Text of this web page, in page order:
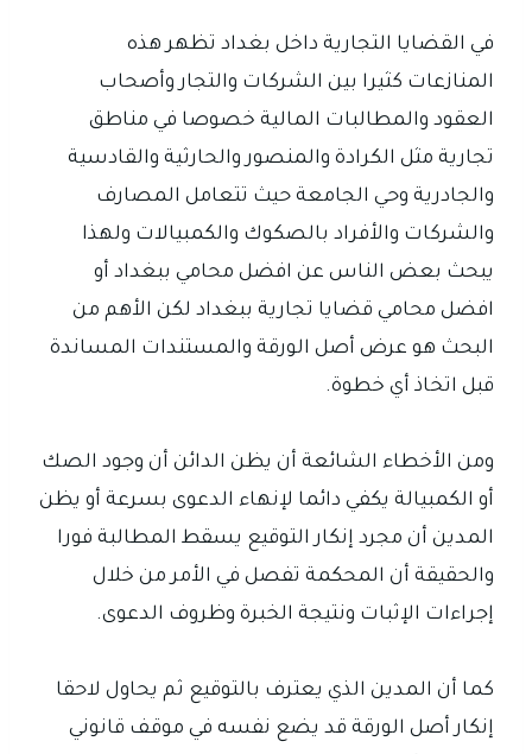
في القضايا التجارية داخل بغداد تظهر هذه
المنازعات كثيرا بين الشركات والتجار وأصحاب
العقود والمطالبات المالية خصوصا في مناطق
تجارية مثل الكرادة والمنصور والحارثية والقادسية
والجادرية وحي الجامعة حيث تتعامل المصارف
والشركات والأفراد بالصكوك والكمبيالات ولهذا
يبحث بعض الناس عن افضل محامي ببغداد أو
افضل محامي قضايا تجارية ببغداد لكن الأهم من
البحث هو عرض أصل الورقة والمستندات المساندة
قبل اتخاذ أي خطوة.
ومن الأخطاء الشائعة أن يظن الدائن أن وجود الصك
أو الكمبيالة يكفي دائما لإنهاء الدعوى بسرعة أو يظن
المدين أن مجرد إنكار التوقيع يسقط المطالبة فورا
والحقيقة أن المحكمة تفصل في الأمر من خلال
إجراءات الإثبات ونتيجة الخبرة وظروف الدعوى.
كما أن المدين الذي يعترف بالتوقيع ثم يحاول لاحقا
إنكار أصل الورقة قد يضع نفسه في موقف قانوني